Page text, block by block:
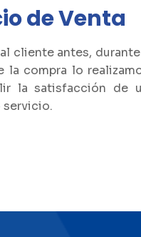
de Venta
cliente antes,
la compra lo
la satisfacción de